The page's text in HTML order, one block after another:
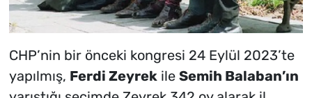
CHP’nin bir önceki kongresi 24 Eylül 2023’te
yapılmış, Ferdi Zeyrekile Semih Balaban’ın